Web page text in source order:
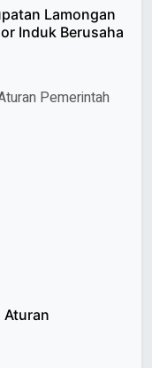
Lamongan
Aturan